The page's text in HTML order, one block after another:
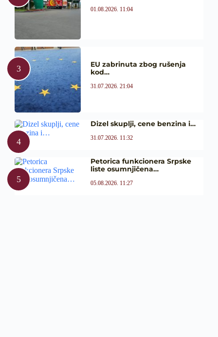
01.08.2026. 11:04
EU zabrinuta zbog rušenja
kod…
31.07.2026. 21:04
Dizel skuplji, cene benzina i…
31.07.2026. 11:32
Petorica funkcionera Srpske
liste osumnjičena…
05.08.2026. 11:27